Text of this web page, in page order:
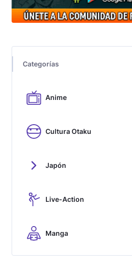
Categorías
Anime
Cultura Otaku
Japón
Live-Action
Manga